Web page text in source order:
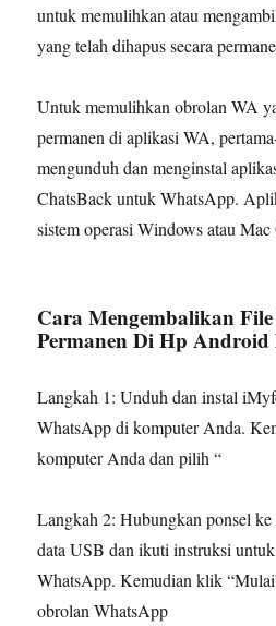
untuk memulihkan atau
yang telah dihapus secara
Untuk memulihkan obrolan WA
permanen di aplikasi WA,
mengunduh dan menginstal
ChatsBack untuk WhatsApp.
sistem operasi Windows atau Mac
Cara Mengembalikan
Permanen Di Hp Android
Langkah 1: Unduh dan instal
WhatsApp di komputer Anda.
komputer Anda dan pilih “
Langkah 2: Hubungkan ponsel
data USB dan ikuti instruksi
WhatsApp. Kemudian klik
obrolan WhatsApp